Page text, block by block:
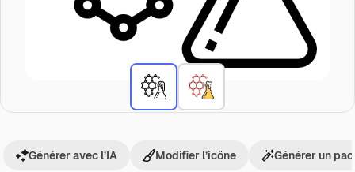
Générer avec l’IA Modifier l’icône Générer un